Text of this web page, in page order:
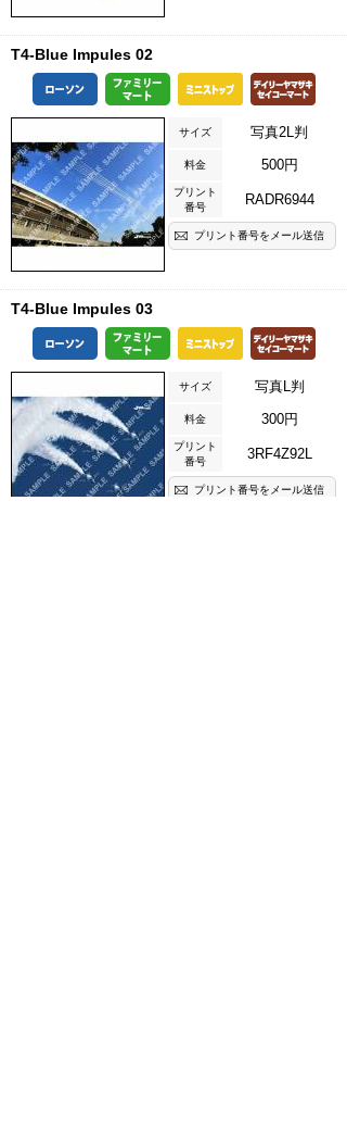
T4-Blue Impules 02
サイズ 写真2L判
料金 500円
プリント
番号
RADR6944
プリント番号をメール送信
T4-Blue Impules 03
サイズ 写真L判
料金 300円
プリント
番号
3RF4Z92L
プリント番号をメール送信